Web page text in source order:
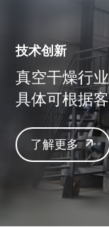
技术创新
真空干燥行
具体可根据
了解更多